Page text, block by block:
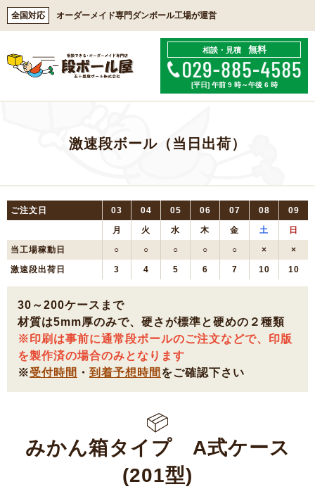
全国対応 オーダーメイド専門ダンボール工場が運営
相談・見積 無料
[平日] 午前 9 時～午後 6 時
激速段ボール（当日出荷）
ご注文日 03 04 05 06 07 08
09
月
火 水 木 金 土
日
当工場稼動日
○ ○ ○ ○ ○ ×
×
激速段出荷日
3 4 5 6 7 10 10
30～200ケースまで
材質は5mm厚のみで、硬さが標準と硬めの２種類
※印刷は事前に通常段ボールのご注文などで、印版
を製作済の場合のみとなります
※受付時間 ・ 到着予想時間 をご確認下さい
みかん箱タイプ A式ケース
(201型)